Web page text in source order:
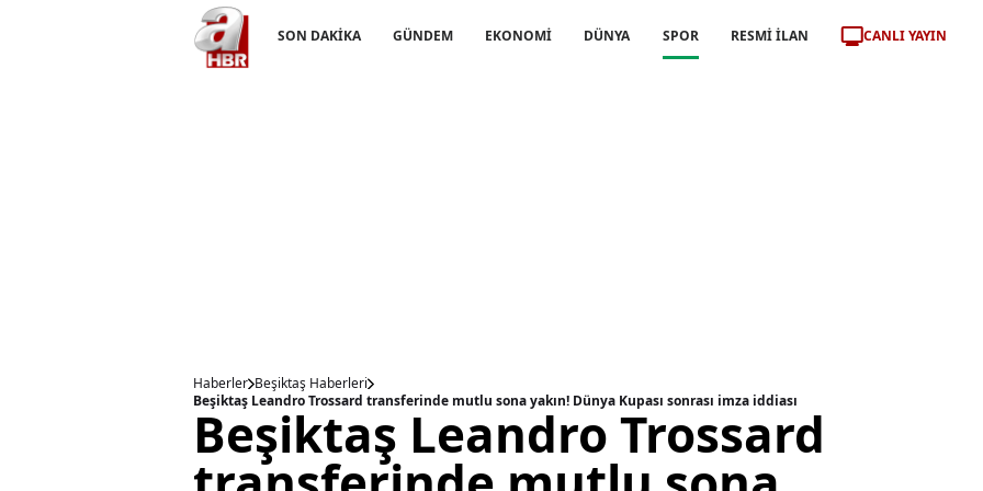
SON DAKİKA GÜNDEM EKONOMİ DÜNYA SPOR RESMİ İLAN CANLI YAYIN
Haberler Beşiktaş Haberleri
Beşiktaş Leandro Trossard transferinde mutlu sona yakın! Dünya Kupası sonrası imza iddiası
Beşiktaş Leandro Trossard